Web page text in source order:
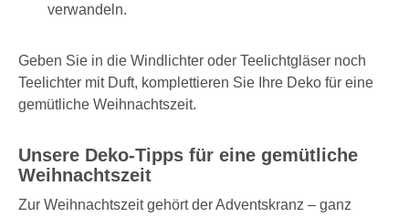
verwandeln.
Geben Sie in die Windlichter oder Teelichtgläser noch
Teelichter mit Duft, komplettieren Sie Ihre Deko für eine
gemütliche Weihnachtszeit.
Unsere Deko-Tipps für eine gemütliche
Weihnachtszeit
Zur Weihnachtszeit gehört der Adventskranz – ganz